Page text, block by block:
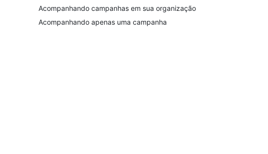
Acompanhando campanhas em sua organização
Acompanhando apenas uma campanha